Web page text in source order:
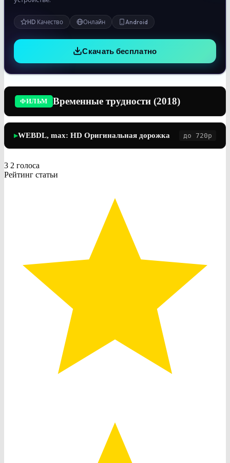
HD Качество Онлайн Android
Скачать бесплатно
ФИЛЬМ Временные трудности (2018)
▶WEBDL, max: HD Оригинальная дорожка до 720p
3 2 голоса
Рейтинг статьи